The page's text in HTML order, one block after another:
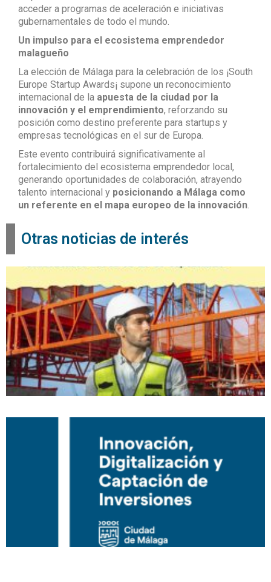
acceder a programas de aceleración e iniciativas
gubernamentales de todo el mundo.
Un impulso para el ecosistema emprendedor
malagueño
La elección de Málaga para la celebración de los ¡South
Europe Startup Awards¡ supone un reconocimiento
internacional de la apuesta de la ciudad por la
innovación y el emprendimiento, reforzando su
posición como destino preferente para startups y
empresas tecnológicas en el sur de Europa.
Este evento contribuirá significativamente al
fortalecimiento del ecosistema emprendedor local,
generando oportunidades de colaboración, atrayendo
talento internacional y posicionando a Málaga como
un referente en el mapa europeo de la innovación
Otras noticias de interés